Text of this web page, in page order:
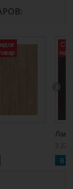
3
В